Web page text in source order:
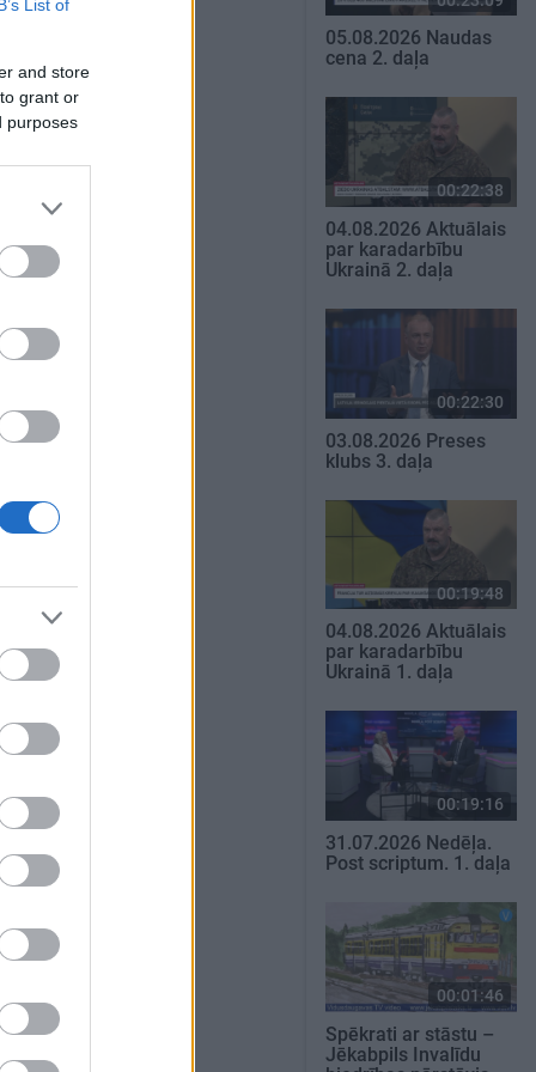
List of
and store
grant or
purposes
05.08.2026 Naudas
cena 2. daļa
00:22:38
04.08.2026 Aktuālais
par karadarbību
Ukrainā 2. daļa
00:22:30
03.08.2026 Preses
klubs 3. daļa
00:19:48
04.08.2026 Aktuālais
par karadarbību
Ukrainā 1. daļa
00:19:16
31.07.2026 Nedēļa.
Post scriptum. 1. daļa
00:01:46
Spēkrati ar stāstu –
Jēkabpils Invalīdu